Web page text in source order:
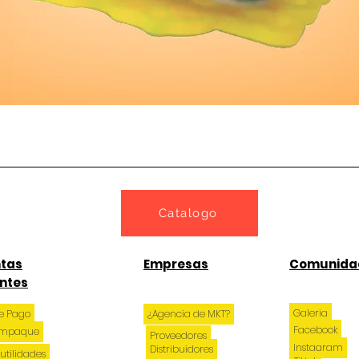
Catalogo
Pago
Empresas
¿Agencia de MKT?
Proveedores
Distribuidores
Galeria
Facebook
Instagram